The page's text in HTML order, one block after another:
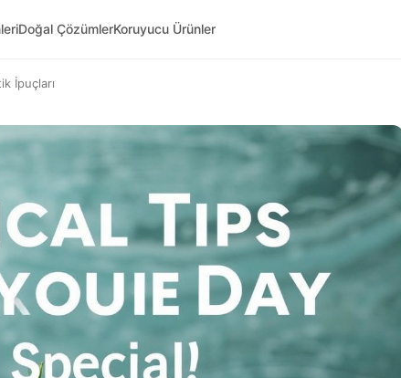
Doğal ÇözümlerKoruyucu Ürünler
İpuçları